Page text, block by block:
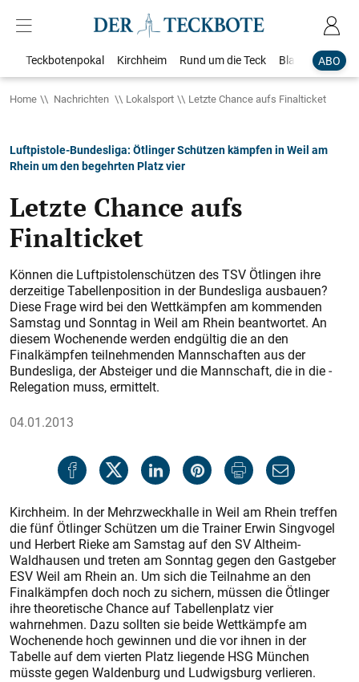
ABO
Teckbotenpokal Kirchheim Rund um die Teck Blaulicht
Home Nachrichten Lokalsport Letzte Chance aufs Finalticket
Luftpistole-Bundesliga: Ötlinger Schützen kämpfen in Weil am
Rhein um den begehrten Platz vier
Letzte Chance aufs
Finalticket
Können die Luftpistolenschützen des TSV Ötlingen ihre
derzeitige Tabellenposition in der Bundesliga ausbauen?
Diese Frage wird bei den Wettkämpfen am kommenden
Samstag und Sonntag in Weil am Rhein beantwortet. An
diesem Wochenende werden endgültig die an den
Finalkämpfen teilnehmenden Mannschaften aus der
Bundesliga, der Absteiger und die Mannschaft, die in die ­
Relegation muss, ermittelt.
04.01.2013
Kirchheim. In der Mehrzweckhalle in Weil am Rhein treffen
die fünf Ötlinger Schützen um die Trainer Erwin Singvogel
und Herbert Rieke am Samstag auf den SV Altheim-
Waldhausen und treten am Sonntag gegen den Gastgeber
ESV Weil am Rhein an. Um sich die Teilnahme an den
Finalkämpfen doch noch zu sichern, müssen die Ötlinger
ihre theoretische Chance auf Tabellenplatz vier
wahrnehmen. Dazu sollten sie beide Wettkämpfe am
Wochenende hoch gewinnen und die vor ihnen in der
Tabelle auf dem vierten Platz liegende HSG München
müsste gegen Waldenburg und Ludwigsburg verlieren.